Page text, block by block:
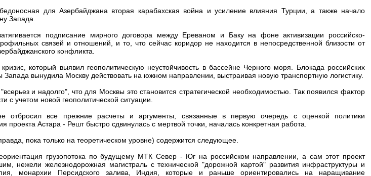
для Азербайджана вторая карабахская война и усиление влияния Турции, а также начало
Запада.
подписание мирного договора между Ереваном и Баку на фоне активизации российско-
связей и отношений, и то, что сейчас коридор не находится в непосредственной близости от
конфликта.
который выявил геополитическую неустойчивость в бассейне Черного моря. Блокада российских
Запада вынудила Москву действовать на южном направлении, выстраивая новую транспортную логистику.
и надолго", что для Москвы это становится стратегической необходимостью. Так появился фактор
с учетом новой геополитической ситуации.
отбросил все прежние расчеты и аргументы, связанные в первую очередь с оценкой политики
проекта Астара - Решт быстро сдвинулась с мертвой точки, началась конкретная работа.
пока только на теоретическом уровне) содержится следующее.
грузопотока по будущему МТК Север - Юг на российском направлении, а сам этот проект
нежели железнодорожная магистраль с технической "дорожной картой" развития инфраструктуры и
монархии Персидского залива, Индия, которые и раньше ориентировались на наращивание